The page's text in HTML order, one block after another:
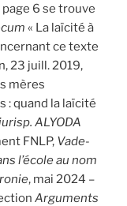
page 6 se trouve
« La laïcité à
ce texte
23 juill. 2019,
mères
: quand la laïcité
ALYODA
FNLP, Vade-
l’école au nom
, mai 2024 –
Arguments